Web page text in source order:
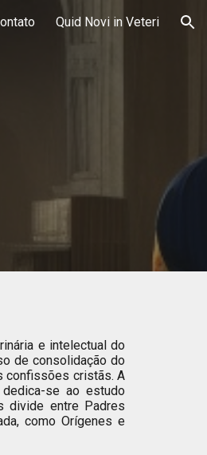
Quid Novi in Veteri
e intelectual do
de consolidação do
confissões cristãs. A
se ao estudo
divide entre Padres
como Orígenes e